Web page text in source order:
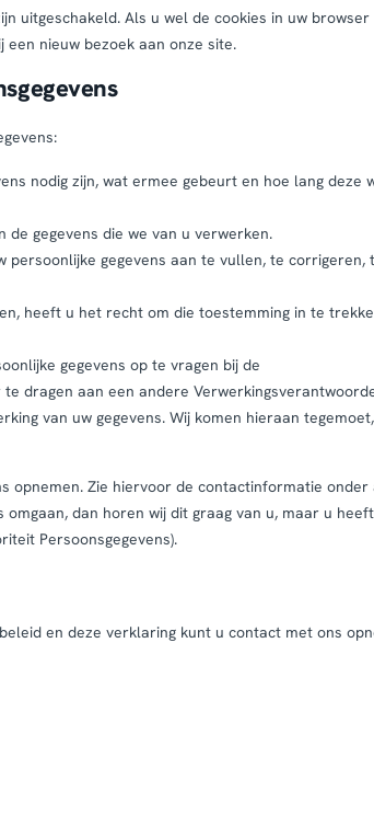
uitgeschakeld. Als u wel de cookies in uw browser
nieuw bezoek aan onze site.
nodig zijn, wat ermee gebeurt en hoe lang deze
de gegevens die we van u verwerken.
gegevens aan te vullen, te corrigeren,
heeft u het recht om die toestemming in te
gegevens op te vragen bij de
dragen aan een andere
van uw gegevens. Wij komen hieraan
opnemen. Zie hiervoor de contactinformatie onder
dan horen wij dit graag van u, maar u
Persoonsgegevens).
en deze verklaring kunt u contact met ons